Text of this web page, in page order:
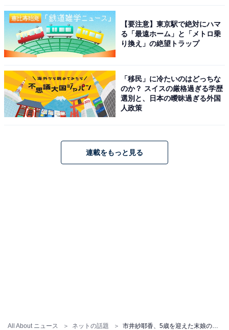
All About ニュース ネットの話題
【要注意】東京駅で絶対にハマ
る「最遠ホーム」と「メトロ乗
り換え」の絶望トラップ
「移民」に冷たいのはどっちな
のか？ スイスの厳格過ぎる学歴
選別と、日本の曖昧過ぎる外国
人政策
連載をもっと見る